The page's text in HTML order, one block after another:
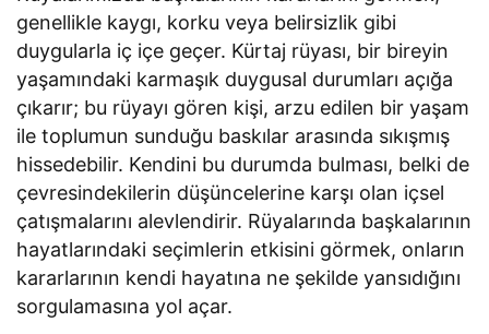
genellikle kaygı, korku veya belirsizlik gibi
duygularla iç içe geçer. Kürtaj rüyası, bir bireyin
yaşamındaki karmaşık duygusal durumları açığa
çıkarır; bu rüyayı gören kişi, arzu edilen bir yaşam
ile toplumun sunduğu baskılar arasında sıkışmış
hissedebilir. Kendini bu durumda bulması, belki de
çevresindekilerin düşüncelerine karşı olan içsel
çatışmalarını alevlendirir. Rüyalarında başkalarının
hayatlarındaki seçimlerin etkisini görmek, onların
kararlarının kendi hayatına ne şekilde yansıdığını
sorgulamasına yol açar.